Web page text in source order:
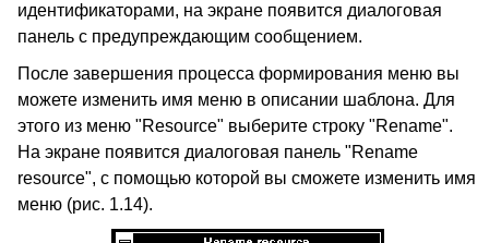
идентификаторами, на экране появится диалоговая
панель с предупреждающим сообщением.
После завершения процесса формирования меню вы
можете изменить имя меню в описании шаблона. Для
этого из меню "Resource" выберите строку "Rename".
На экране появится диалоговая панель "Rename
resource", с помощью которой вы сможете изменить имя
меню (рис. 1.14).